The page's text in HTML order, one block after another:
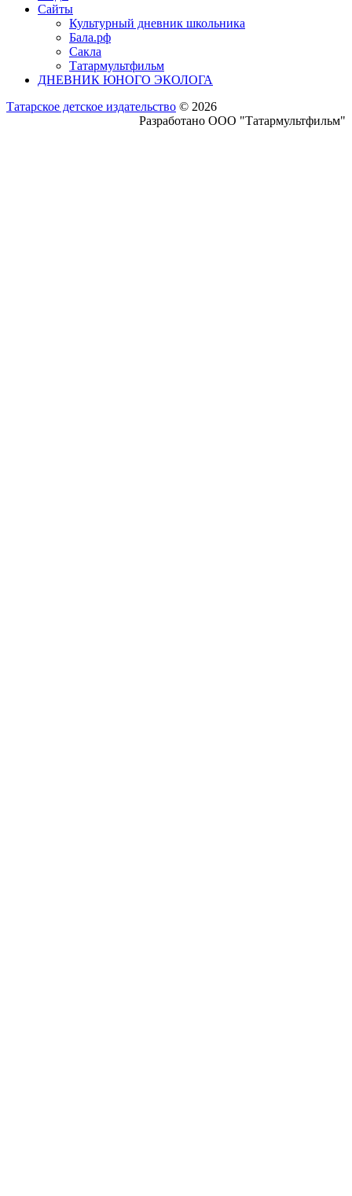
Сайты
Культурный дневник школьника
Бала.рф
Сакла
Татармультфильм
ДНЕВНИК ЮНОГО ЭКОЛОГА
Татарское детское издательство © 2026
Разработано ООО "Татармультфильм"